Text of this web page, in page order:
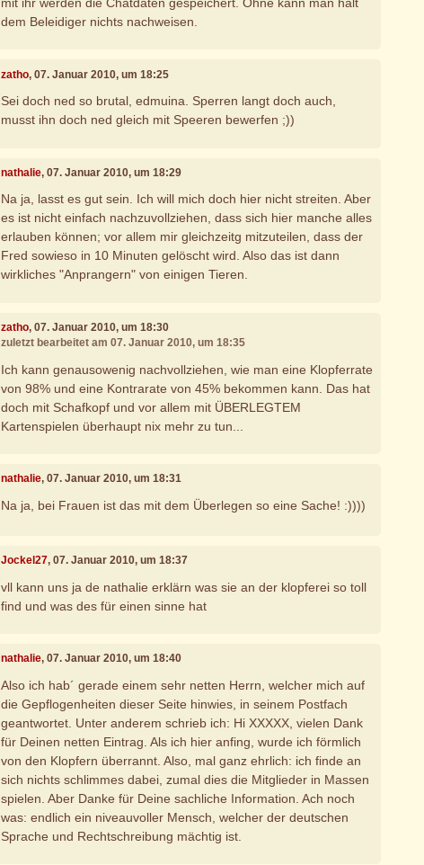
dem Beleidiger nichts nachweisen.
zatho, 07. Januar 2010, um 18:25
Sei doch ned so brutal, edmuina. Sperren langt doch auch,
musst ihn doch ned gleich mit Speeren bewerfen ;))
nathalie, 07. Januar 2010, um 18:29
Na ja, lasst es gut sein. Ich will mich doch hier nicht streiten. Aber
es ist nicht einfach nachzuvollziehen, dass sich hier manche alles
erlauben können; vor allem mir gleichzeitg mitzuteilen, dass der
Fred sowieso in 10 Minuten gelöscht wird. Also das ist dann
wirkliches "Anprangern" von einigen Tieren.
zatho, 07. Januar 2010, um 18:30
zuletzt bearbeitet am 07. Januar 2010, um 18:35
Ich kann genausowenig nachvollziehen, wie man eine Klopferrate
von 98% und eine Kontrarate von 45% bekommen kann. Das hat
doch mit Schafkopf und vor allem mit ÜBERLEGTEM
Kartenspielen überhaupt nix mehr zu tun...
nathalie, 07. Januar 2010, um 18:31
Na ja, bei Frauen ist das mit dem Überlegen so eine Sache! :))))
Jockel27, 07. Januar 2010, um 18:37
vll kann uns ja de nathalie erklärn was sie an der klopferei so toll
find und was des für einen sinne hat
nathalie, 07. Januar 2010, um 18:40
Also ich hab´ gerade einem sehr netten Herrn, welcher mich auf
die Gepflogenheiten dieser Seite hinwies, in seinem Postfach
geantwortet. Unter anderem schrieb ich: Hi XXXXX, vielen Dank
für Deinen netten Eintrag. Als ich hier anfing, wurde ich förmlich
von den Klopfern überrannt. Also, mal ganz ehrlich: ich finde an
sich nichts schlimmes dabei, zumal dies die Mitglieder in Massen
spielen. Aber Danke für Deine sachliche Information. Ach noch
was: endlich ein niveauvoller Mensch, welcher der deutschen
Sprache und Rechtschreibung mächtig ist.